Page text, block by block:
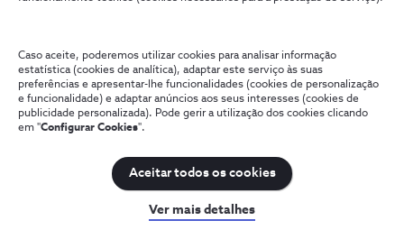
Caso aceite, poderemos utilizar cookies para analisar informação
estatística (cookies de analítica), adaptar este serviço às suas
preferências e apresentar-lhe funcionalidades (cookies de personalização
e funcionalidade) e adaptar anúncios aos seus interesses (cookies de
publicidade personalizada). Pode gerir a utilização dos cookies clicando
em "Configurar Cookies".
Aceitar todos os cookies
Ver mais detalhes
1 min